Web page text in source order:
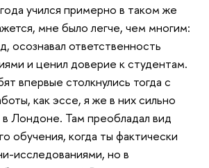
учился примерно в таком же
мне было легче, чем многим:
осознавал ответственность
и ценил доверие к студентам.
впервые столкнулись тогда с
как эссе, я же в них сильно
Лондоне. Там преобладал вид
обучения, когда ты фактически
исследованиями, но в